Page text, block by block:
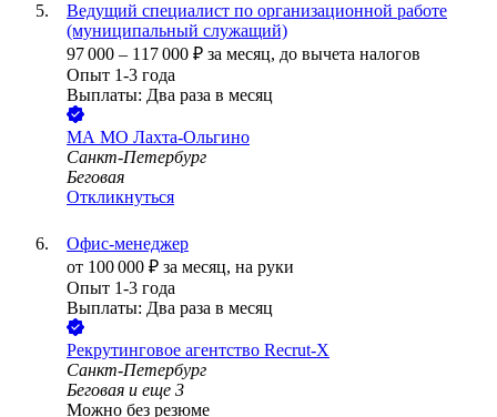
Ведущий специалист по организационной работе
(муниципальный служащий)
97 000 – 117 000 ₽ за месяц, до вычета налогов
Опыт 1-3 года
Выплаты: Два раза в месяц
МА МО Лахта-Ольгино
Санкт-Петербург
Беговая
Откликнуться
Офис-менеджер
от 100 000 ₽ за месяц, на руки
Опыт 1-3 года
Выплаты: Два раза в месяц
Рекрутинговое агентство Recrut-X
Санкт-Петербург
Беговая и еще 3
Можно без резюме